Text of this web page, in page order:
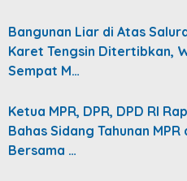
Bangunan Liar di Atas
Karet Tengsin Ditertibkan,
Sempat M…
Ketua MPR, DPR, DPD RI
Bahas Sidang Tahunan MPR
Bersama …